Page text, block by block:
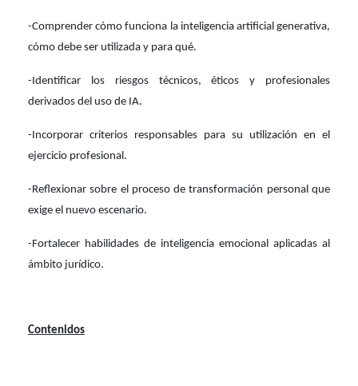
-Comprender cómo funciona la inteligencia artificial generativa,
cómo debe ser utilizada y para qué.
-Identificar los riesgos técnicos, éticos y profesionales
derivados del uso de IA.
-Incorporar criterios responsables para su utilización en el
ejercicio profesional.
-Reflexionar sobre el proceso de transformación personal que
exige el nuevo escenario.
-Fortalecer habilidades de inteligencia emocional aplicadas al
ámbito jurídico.
Contenidos